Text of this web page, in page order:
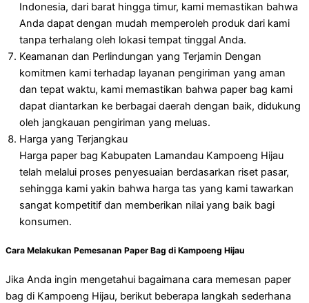
Indonesia, dari barat hingga timur, kami memastikan bahwa
Anda dapat dengan mudah memperoleh produk dari kami
tanpa terhalang oleh lokasi tempat tinggal Anda.
Keamanan dan Perlindungan yang Terjamin Dengan
komitmen kami terhadap layanan pengiriman yang aman
dan tepat waktu, kami memastikan bahwa paper bag kami
dapat diantarkan ke berbagai daerah dengan baik, didukung
oleh jangkauan pengiriman yang meluas.
Harga yang Terjangkau
Harga paper bag Kabupaten Lamandau Kampoeng Hijau
telah melalui proses penyesuaian berdasarkan riset pasar,
sehingga kami yakin bahwa harga tas yang kami tawarkan
sangat kompetitif dan memberikan nilai yang baik bagi
konsumen.
Cara Melakukan Pemesanan Paper Bag di Kampoeng Hijau
Jika Anda ingin mengetahui bagaimana cara memesan paper
bag di Kampoeng Hijau, berikut beberapa langkah sederhana